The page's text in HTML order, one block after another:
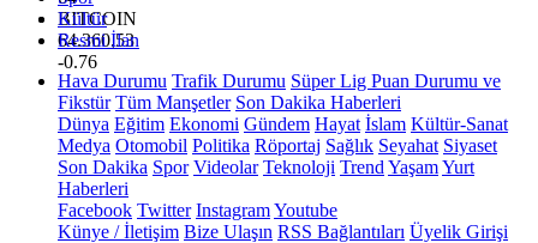
BITCOIN
64.360,53
-0.76
Kültür
Resmi İlan
Hava Durumu Trafik Durumu Süper Lig Puan Durumu ve
Fikstür Tüm Manşetler Son Dakika Haberleri
Dünya Eğitim Ekonomi Gündem Hayat İslam Kültür-Sanat
Medya Otomobil Politika Röportaj Sağlık Seyahat Siyaset
Son Dakika Spor Videolar Teknoloji Trend YaşamYurt
Haberleri
Facebook Twitter InstagramYoutube
Künye / İletişim Bize Ulaşın RSS Bağlantıları Üyelik Girişi